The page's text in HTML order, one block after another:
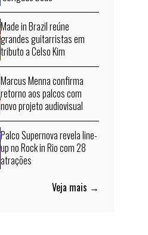
Made in Brazil reúne
grandes guitarristas em
tributo a Celso Kim
Marcus Menna confirma
retorno aos palcos com
novo projeto audiovisual
Palco Supernova revela line-
up no Rock in Rio com 28
atrações
Veja mais →